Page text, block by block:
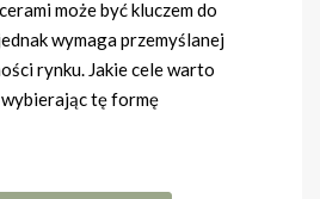
może być kluczem do
wymaga przemyślanej
rynku. Jakie cele warto
tę formę